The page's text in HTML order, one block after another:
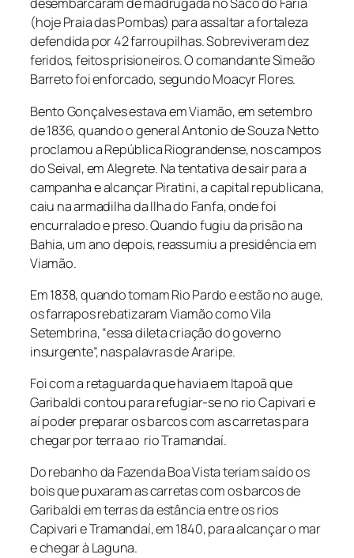
(hoje Praia das Pombas) para assaltar a fortaleza
defendida por 42 farroupilhas. Sobreviveram dez
feridos, feitos prisioneiros. O comandante Simeão
Barreto foi enforcado, segundo Moacyr Flores.
Bento Gonçalves estava em Viamão, em setembro
de 1836, quando o general Antonio de Souza Netto
proclamou a República Riograndense, nos campos
do Seival, em Alegrete. Na tentativa de sair para a
campanha e alcançar Piratini, a capital republicana,
caiu na armadilha da Ilha do Fanfa, onde foi
encurralado e preso. Quando fugiu da prisão na
Bahia, um ano depois, reassumiu a presidência em
Viamão.
Em 1838, quando tomam Rio Pardo e estão no auge,
os farrapos rebatizaram Viamão como Vila
Setembrina, “essa dileta criação do governo
insurgente”, nas palavras de Araripe.
Foi com a retaguarda que havia em Itapoã que
Garibaldi contou para refugiar-se no rio Capivari e
aí poder preparar os barcos com as carretas para
chegar por terra ao rio Tramandaí.
Do rebanho da Fazenda Boa Vista teriam saído os
bois que puxaram as carretas com os barcos de
Garibaldi em terras da estância entre os rios
Capivari e Tramandaí, em 1840, para alcançar o mar
e chegar à Laguna.